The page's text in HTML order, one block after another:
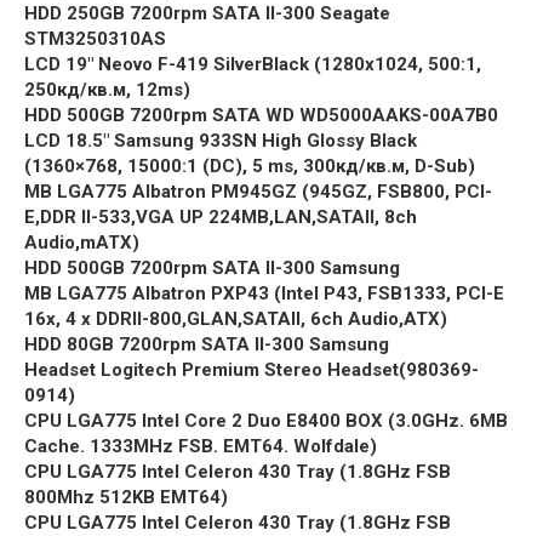
HDD 250GB 7200rpm SATA II-300 Seagate
STM3250310AS
LCD 19″ Neovo F-419 SilverBlack (1280х1024, 500:1,
250кд/кв.м, 12ms)
HDD 500GB 7200rpm SATA WD WD5000AAKS-00A7B0
LCD 18.5″ Samsung 933SN High Glossy Black
(1360×768, 15000:1 (DC), 5 ms, 300кд/кв.м, D-Sub)
MB LGA775 Albatron PM945GZ (945GZ, FSB800, PCI-
E,DDR II-533,VGA UP 224MB,LAN,SATAII, 8ch
Audio,mATX)
HDD 500GB 7200rpm SATA II-300 Samsung
MB LGA775 Albatron PXP43 (Intel P43, FSB1333, PCI-E
16x, 4 x DDRII-800,GLAN,SATAII, 6ch Audio,ATX)
HDD 80GB 7200rpm SATA II-300 Samsung
Headset Logitech Premium Stereo Headset(980369-
0914)
CPU LGA775 Intel Core 2 Duo E8400 BOX (3.0GHz. 6MB
Cache. 1333MHz FSB. EMT64. Wolfdale)
CPU LGA775 Intel Celeron 430 Tray (1.8GHz FSB
800Mhz 512KB EMT64)
CPU LGA775 Intel Celeron 430 Tray (1.8GHz FSB